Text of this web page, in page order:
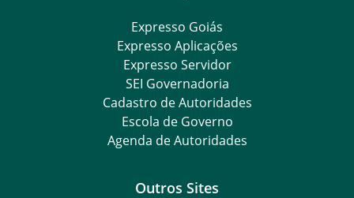
Expresso Goiás
Expresso Aplicações
Expresso Servidor
SEI Governadoria
Cadastro de Autoridades
Escola de Governo
Agenda de Autoridades
Outros Sites